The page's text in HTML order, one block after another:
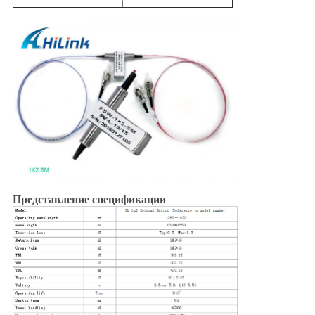
Представление спецификации